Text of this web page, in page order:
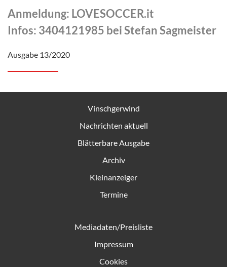
Anmeldung: LOVESOCCER.it
Infos: 3404121985 bei Stefan Sagmeister
Ausgabe 13/2020
Vinschgerwind
Nachrichten aktuell
Blätterbare Ausgabe
Archiv
Kleinanzeiger
Termine
Mediadaten/Preisliste
Impressum
Cookies